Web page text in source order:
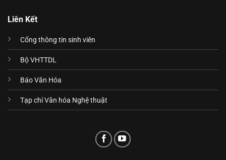
Liên Kết
Cổng thông tin sinh viên
Bộ VHTTDL
Báo Văn Hóa
Tạp chí Văn hóa Nghệ thuật